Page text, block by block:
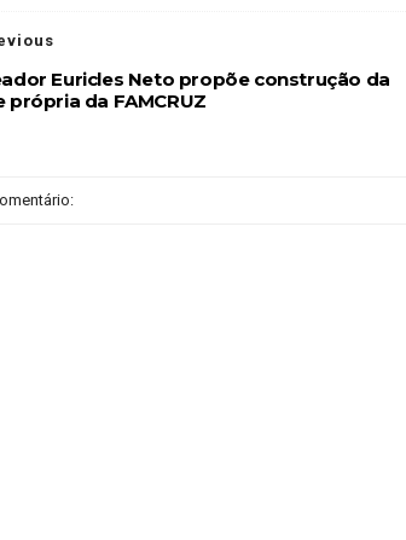
Euricles Neto propõe construção da
própria da FAMCRUZ